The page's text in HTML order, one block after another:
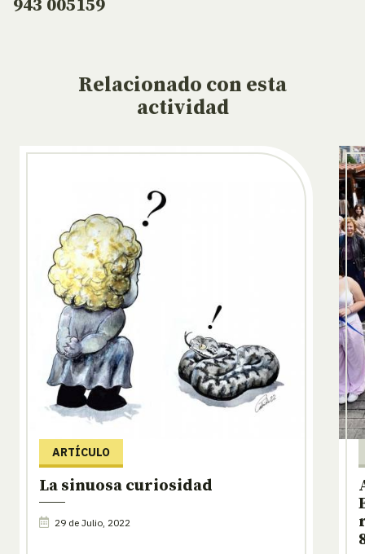
943 005159
Relacionado con esta
actividad
ARTÍCULO
La sinuosa curiosidad
29 de Julio, 2022